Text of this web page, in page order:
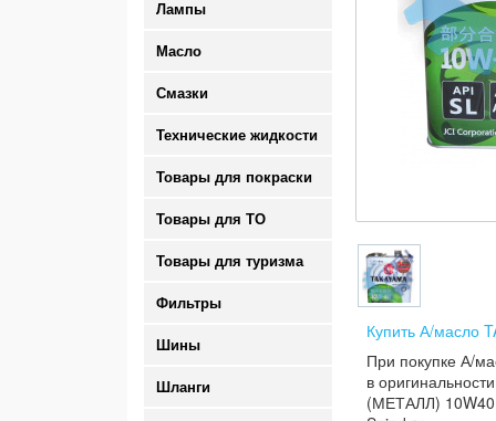
Лампы
Масло
Смазки
Технические жидкости
Товары для покраски
Товары для ТО
Товары для туризма
Фильтры
Шины
Шланги
Купить А/масло
При покупке А/
в
(МЕТАЛЛ) 10W40